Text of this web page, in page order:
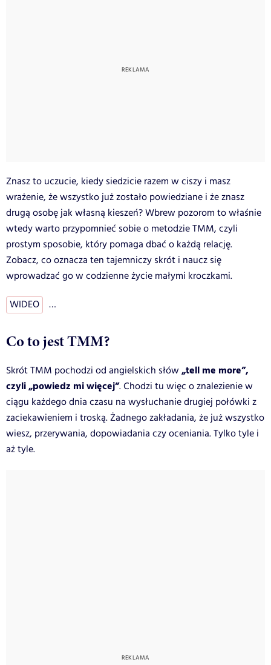
Znasz to uczucie, kiedy siedzicie razem w ciszy i masz
wrażenie, że wszystko już zostało powiedziane i że znasz
drugą osobę jak własną kieszeń? Wbrew pozorom to właśnie
wtedy warto przypomnieć sobie o metodzie TMM, czyli
prostym sposobie, który pomaga dbać o każdą relację.
Zobacz, co oznacza ten tajemniczy skrót i naucz się
wprowadzać go w codzienne życie małymi kroczkami.
WIDEO …
Co to jest TMM?
Skrót TMM pochodzi od angielskich słów „tell me more”,
czyli „powiedz mi więcej”. Chodzi tu więc o znalezienie w
ciągu każdego dnia czasu na wysłuchanie drugiej połówki z
zaciekawieniem i troską. Żadnego zakładania, że już wszystko
wiesz, przerywania, dopowiadania czy oceniania. Tylko tyle i
aż tyle.